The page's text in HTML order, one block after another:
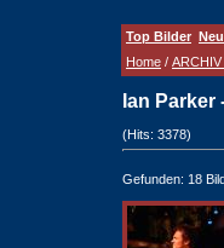
Top Bilder
Home / ARCHIV
Ian Parker
(Hits: 3378)
Gefunden: 18